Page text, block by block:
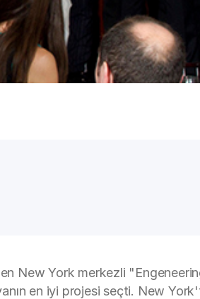
New York merkezli
en iyi projesi seçti. New